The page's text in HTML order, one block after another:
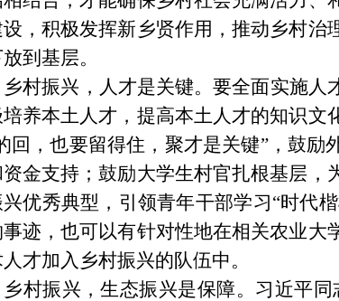
，积极发挥新乡贤作用，推动乡村治
到基层。
乡村振兴，人才是关键。要全面实施
养本土人才，提高本土人才的知识文
回，也要留得住，聚才是关键”，鼓
金支持；鼓励大学生村官扎根基层，
优秀典型，引领青年干部学习“时代
事迹，也可以有针对性地在相关农业
才加入乡村振兴的队伍中。
乡村振兴，生态振兴是保障。习近平